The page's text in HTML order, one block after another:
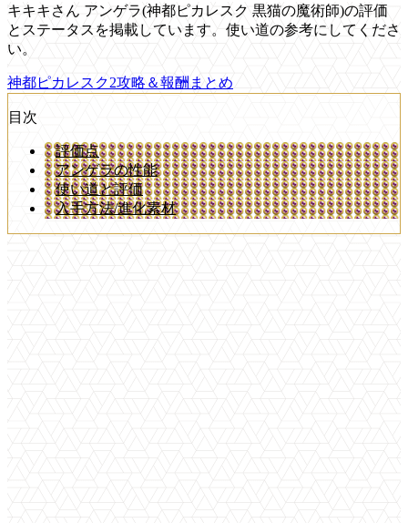
キキキさん アンゲラ(神都ピカレスク 黒猫の魔術師)の評価
とステータスを掲載しています。使い道の参考にしてくださ
い。
神都ピカレスク2攻略＆報酬まとめ
目次
評価点
アンゲラの性能
使い道と評価
入手方法/進化素材